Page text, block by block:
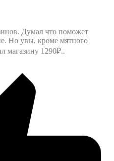
Думал что поможет
Но увы, кроме мятного
магазину 1290₽..